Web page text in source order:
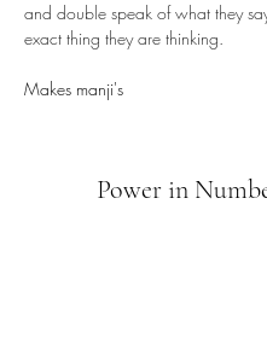
and double speak of what they
exact thing they are thinking.
Makes manji's
Power in